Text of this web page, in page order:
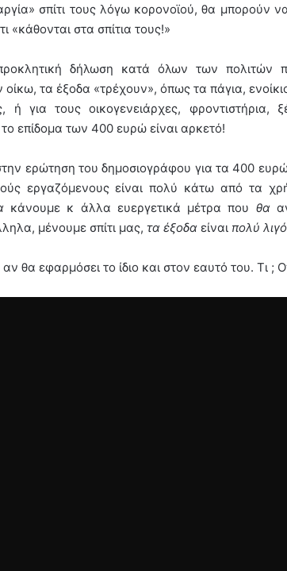
σπίτι τους λόγω κορονοϊού, θα μπορούν
«κάθονται στα σπίτια τους!»
δήλωση κατά όλων των πολιτών
οίκω, τα έξοδα «τρέχουν», όπως τα πάγια,
ή για τους οικογενειάρχες,
το επίδομα των 400 ευρώ είναι αρκετό!
ερώτηση του δημοσιογράφου για τα 400
εργαζόμενους είναι πολύ κάτω από τα
κάνουμε κ άλλα ευεργετικά μέτρα που θα
μένουμε σπίτι μας, τα έξοδα είναι πολύ
θα εφαρμόσει το ίδιο και στον εαυτό του. Τι ;